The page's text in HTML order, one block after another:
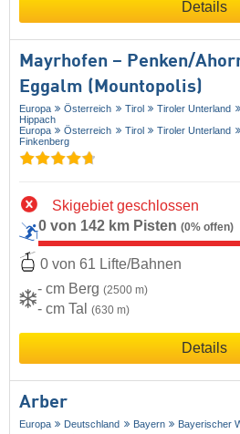
Details
Mayrhofen – Penken/​
Eggalm (Mountopolis)
Europa Österreich Tirol Tiroler Unterland
Hippach
Europa
Österreich Tirol Tiroler Unterland
Finkenberg
Skigebiet geschlossen
0 von 142 km Pisten (0% offen)
0 von 61 Lifte/Bahnen
- cm Berg (2500 m)
- cm Tal (630 m)
Details
Arber
Europa Deutschland Bayern Bayerischer